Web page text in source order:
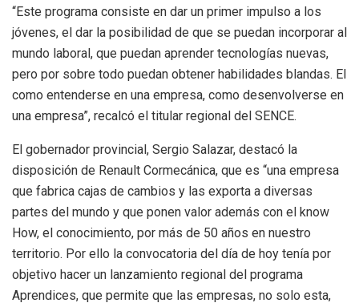
“Este programa consiste en dar un primer impulso a los
jóvenes, el dar la posibilidad de que se puedan incorporar al
mundo laboral, que puedan aprender tecnologías nuevas,
pero por sobre todo puedan obtener habilidades blandas. El
como entenderse en una empresa, como desenvolverse en
una empresa”, recalcó el titular regional del SENCE.
El gobernador provincial, Sergio Salazar, destacó la
disposición de Renault Cormecánica, que es “una empresa
que fabrica cajas de cambios y las exporta a diversas
partes del mundo y que ponen valor además con el know
How, el conocimiento, por más de 50 años en nuestro
territorio. Por ello la convocatoria del día de hoy tenía por
objetivo hacer un lanzamiento regional del programa
Aprendices, que permite que las empresas, no solo esta,